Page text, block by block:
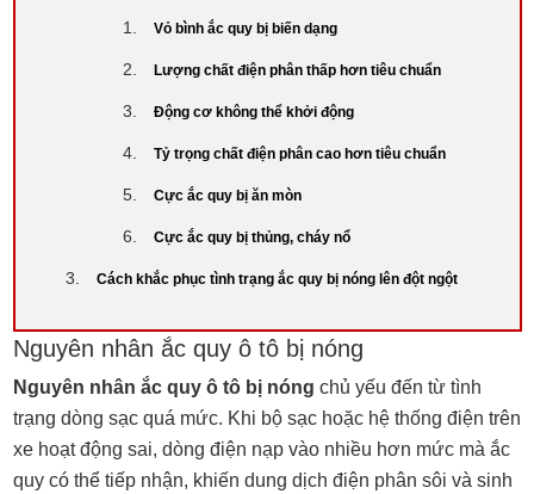
Vỏ bình ắc quy bị biến dạng
Lượng chất điện phân thấp hơn tiêu chuẩn
Động cơ không thể khởi động
Tỷ trọng chất điện phân cao hơn tiêu chuẩn
Cực ắc quy bị ăn mòn
Cực ắc quy bị thủng, cháy nổ
Cách khắc phục tình trạng ắc quy bị nóng lên đột ngột
Nguyên nhân ắc quy ô tô bị nóng
Nguyên nhân ắc quy ô tô bị nóng chủ yếu đến từ tình
trạng dòng sạc quá mức. Khi bộ sạc hoặc hệ thống điện trên
xe hoạt động sai, dòng điện nạp vào nhiều hơn mức mà ắc
quy có thể tiếp nhận, khiến dung dịch điện phân sôi và sinh